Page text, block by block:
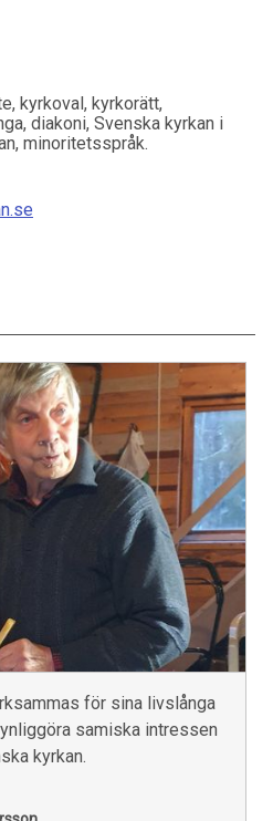
kyrkoval, kyrkorätt,
diakoni, Svenska kyrkan i
minoritetsspråk.
för sina livslånga
samiska intressen
kyrkan.